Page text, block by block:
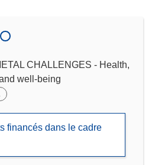
CHALLENGES - Health,
well-being
financés dans le cadre